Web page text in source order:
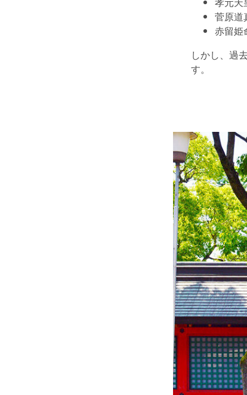
菅原道
赤留姫
しかし、過
す。